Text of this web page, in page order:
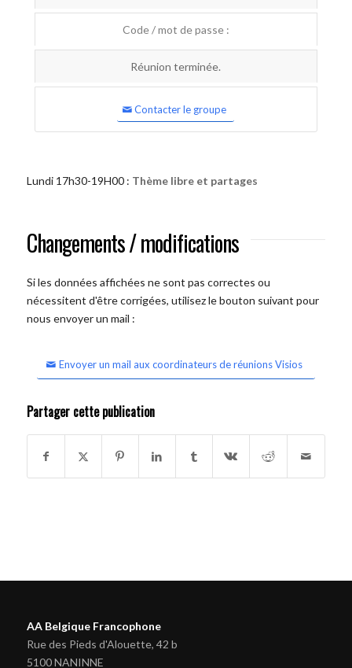
Code / mot de passe :
Réunion terminée.
Contacter le groupe
Lundi 17h30-19H00 : Thème libre et partages
Changements / modifications
Si les données affichées ne sont pas correctes ou
nécessitent d'être corrigées, utilisez le bouton suivant pour
nous envoyer un mail :
Envoyer un mail aux coordinateurs de réunions Visios
Partager cette publication
AA Belgique Francophone
Rue des Pieds d'Alouette, 42 b
5100 NANINNE